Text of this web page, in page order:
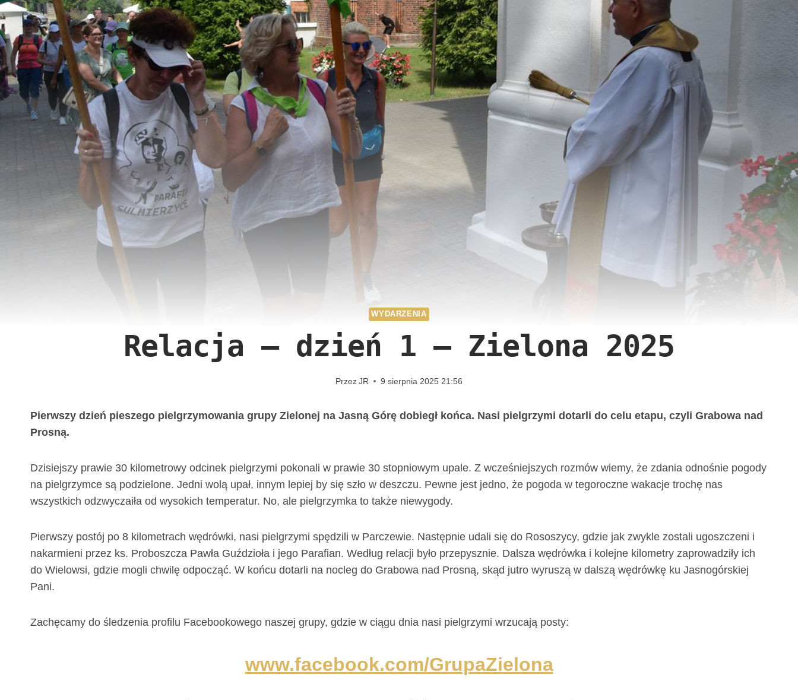
WYDARZENIA
Relacja – dzień 1 – Zielona 2025
PrzezJR 9 sierpnia 2025 21:56
Pierwszy dzień pieszego pielgrzymowania grupy Zielonej na Jasną Górę dobiegł końca. Nasi pielgrzymi dotarli do celu etapu, czyli Grabowa nad
Prosną.
Dzisiejszy prawie 30 kilometrowy odcinek pielgrzymi pokonali w prawie 30 stopniowym upale. Z wcześniejszych rozmów wiemy, że zdania odnośnie pogody
na pielgrzymce są podzielone. Jedni wolą upał, innym lepiej by się szło w deszczu. Pewne jest jedno, że pogoda w tegoroczne wakacje trochę nas
wszystkich odzwyczaiła od wysokich temperatur. No, ale pielgrzymka to także niewygody.
Pierwszy postój po 8 kilometrach wędrówki, nasi pielgrzymi spędzili w Parczewie. Następnie udali się do Rososzycy, gdzie jak zwykle zostali ugoszczeni i
nakarmieni przez ks. Proboszcza Pawła Guździoła i jego Parafian. Według relacji było przepysznie. Dalsza wędrówka i kolejne kilometry zaprowadziły ich
do Wielowsi, gdzie mogli chwilę odpocząć. W końcu dotarli na nocleg do Grabowa nad Prosną, skąd jutro wyruszą w dalszą wędrówkę ku Jasnogórskiej
Pani.
Zachęcamy do śledzenia profilu Facebookowego naszej grupy, gdzie w ciągu dnia nasi pielgrzymi wrzucają posty:
www.facebook.com/GrupaZielona